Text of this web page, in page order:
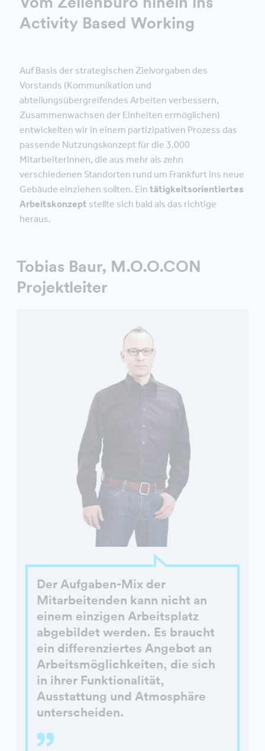
Activity Based Working
Auf Basis der strategischen Zielvorgaben des
Vorstands (Kommunikation und
abteilungsübergreifendes Arbeiten verbessern,
Zusammenwachsen der Einheiten ermöglichen)
entwickelten wir in einem partizipativen Prozess das
passende Nutzungskonzept für die 3.000
MitarbeiterInnen, die aus mehr als zehn
verschiedenen Standorten rund um Frankfurt ins neue
Gebäude einziehen sollten. Ein tätigkeitsorientiertes
Arbeitskonzept stellte sich bald als das richtige
heraus.
Tobias Baur, M.O.O.CON
Projektleiter
Der Aufgaben-Mix der
Mitarbeitenden kann nicht an
einem einzigen Arbeitsplatz
abgebildet werden. Es braucht
ein differenziertes Angebot an
Arbeitsmöglichkeiten, die sich
in ihrer Funktionalität,
Ausstattung und Atmosphäre
unterscheiden.